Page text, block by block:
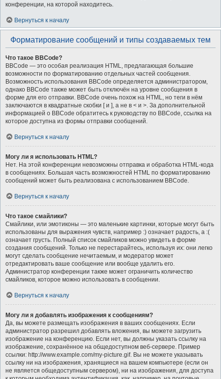
конференции, на которой находитесь.
Вернуться к началу
Форматирование сообщений и типы создаваемых тем
Что такое BBCode?
BBCode — это особая реализация HTML, предлагающая большие
возможности по форматированию отдельных частей сообщения.
Возможность использования BBCode определяется администратором,
однако BBCode также может быть отключён на уровне сообщения в
форме для его отправки. BBCode очень похож на HTML, но теги в нём
заключаются в квадратные скобки [ и ], а не в < и >. За дополнительной
информацией о BBCode обратитесь к руководству по BBCode, ссылка на
которое доступна из формы отправки сообщений.
Вернуться к началу
Могу ли я использовать HTML?
Нет. На этой конференции невозможны отправка и обработка HTML-кода
в сообщениях. Большая часть возможностей HTML по форматированию
сообщений может быть реализована с использованием BBCode.
Вернуться к началу
Что такое смайлики?
Смайлики, или эмотиконы — это маленькие картинки, которые могут быть
использованы для выражения чувств, например :) означает радость, а :(
означает грусть. Полный список смайликов можно увидеть в форме
создания сообщений. Только не перестарайтесь, используя их: они легко
могут сделать сообщение нечитаемым, и модератор может
отредактировать ваше сообщение или вообще удалить его.
Администратор конференции также может ограничить количество
смайликов, которое можно использовать в сообщении.
Вернуться к началу
Могу ли я добавлять изображения к сообщениям?
Да, вы можете размещать изображения в ваших сообщениях. Если
администратор разрешил добавлять вложения, вы можете загрузить
изображение на конференцию. Если нет, вы должны указать ссылку на
изображение, сохранённое на общедоступном веб-сервере. Пример
ссылки: http://www.example.com/my-picture.gif. Вы не можете указывать
ссылку ни на изображения, хранящиеся на вашем компьютере (если он
не является общедоступным сервером), ни на изображения, для доступа